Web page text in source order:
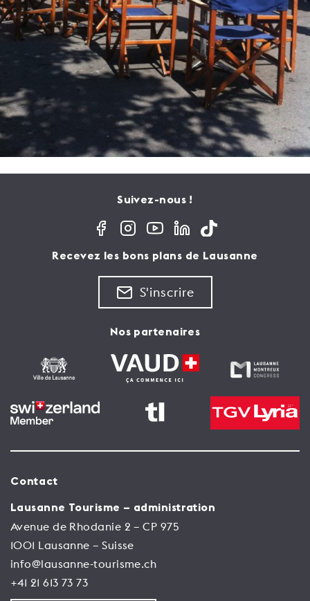
Suivez-nous !
Recevez les bons plans de Lausanne
S'inscrire
Nos partenaires
Contact
Lausanne Tourisme – administration
Avenue de Rhodanie 2 – CP 975
1001 Lausanne – Suisse
info@lausanne-tourisme.ch
+41 21 613 73 73